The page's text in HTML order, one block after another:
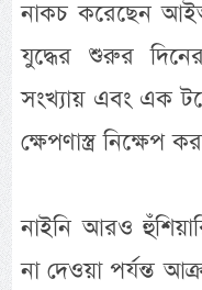
নাকচ করেছেন
যুদ্ধের শুরুর
সংখ্যায় এবং এক
ক্ষেপণাস্ত্র নিক্ষেপ
নাইনি আরও
না দেওয়া পর্যন্ত